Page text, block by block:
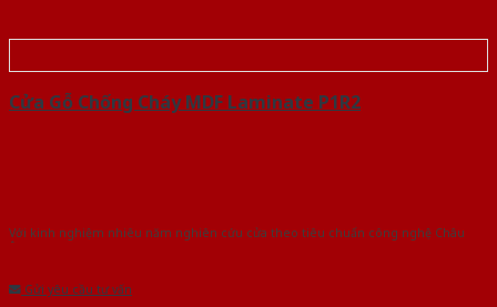
Cửa Gỗ Chống Cháy MDF Laminate P1R2
Với kinh nghiệm nhiêu năm nghiên cứu cửa theo tiêu chuẩn công nghệ Châu
Âu.Chúng tôi tự tin là nhà sản xuất & cung cấp hàng đầu tại Việt Nam!
Gửi yêu cầu tư vấn